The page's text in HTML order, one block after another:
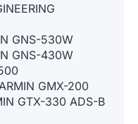
GNS-530W
GNS-430W
GMX-200
GTX-330 ADS-B